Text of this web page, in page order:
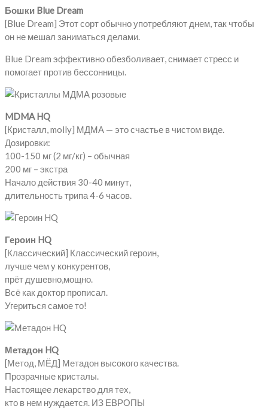
Бошки Blue Dream
[Blue Dream] Этот сорт обычно употребляют днем, так чтобы
он не мешал заниматься делами.
Blue Dream эффективно обезболивает, снимает стресс и
помогает против бессонницы.
MDMA HQ
[Кристалл, molly] МДМА — это счастье в чистом виде.
Дозировки:
100-150 мг (2 мг/кг) – обычная
200 мг – экстра
Начало действия 30-40 минут,
длительность трипа 4-6 часов.
Героин HQ
[Классический] Классический героин,
лучше чем у конкурентов,
прёт душевно,мощно.
Всё как доктор прописал.
Угериться самое то!
Метадон HQ
[Метод, МЁД] Метадон высокого качества.
Прозрачные кристалы.
Настоящее лекарство для тех,
кто в нем нуждается. ИЗ ЕВРОПЫ